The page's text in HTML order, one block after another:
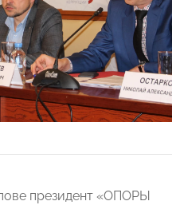
президент «ОПОРЫ